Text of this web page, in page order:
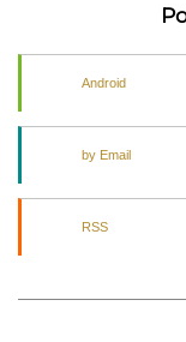
Android
by Email
RSS